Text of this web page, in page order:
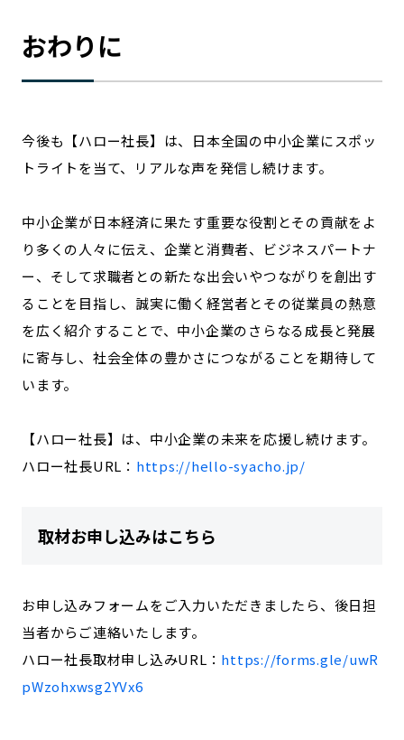
おわりに
今後も【ハロー社長】は、日本全国の中小企業にスポッ
トライトを当て、リアルな声を発信し続けます。
中小企業が日本経済に果たす重要な役割とその貢献をよ
り多くの人々に伝え、企業と消費者、ビジネスパートナ
ー、そして求職者との新たな出会いやつながりを創出す
ることを目指し、誠実に働く経営者とその従業員の熱意
を広く紹介することで、中小企業のさらなる成長と発展
に寄与し、社会全体の豊かさにつながることを期待して
います。
【ハロー社長】は、中小企業の未来を応援し続けます。
ハロー社長URL： https://hello-syacho.jp/
取材お申し込みはこちら
お申し込みフォームをご入力いただきましたら、後日担
当者からご連絡いたします。
ハロー社長取材申し込みURL： https://forms.gle/uwR
pWzohxwsg2YVx6